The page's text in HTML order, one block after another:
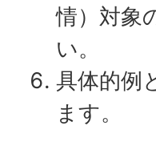
情）対象
い。
具体的例
ます。